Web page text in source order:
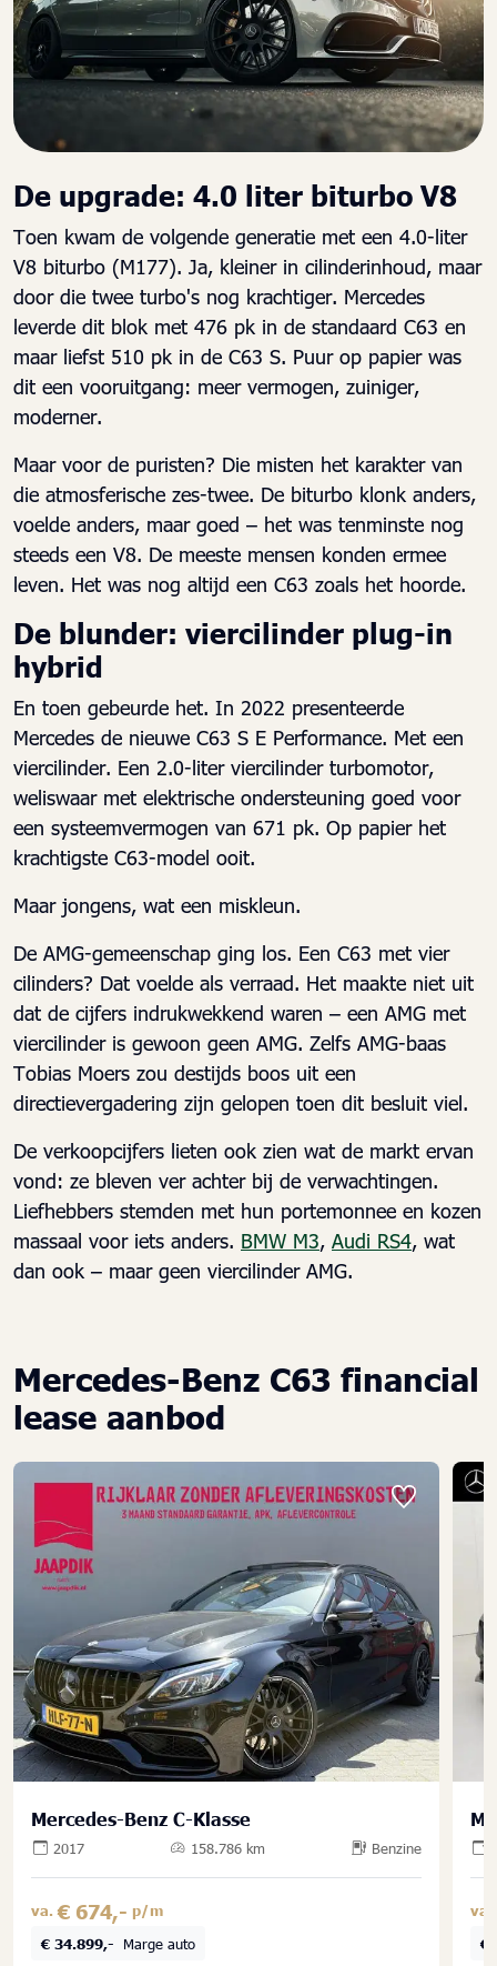
De upgrade: 4.0 liter biturbo V8
Toen kwam de volgende generatie met een 4.0-liter
V8 biturbo (M177). Ja, kleiner in cilinderinhoud, maar
door die twee turbo's nog krachtiger. Mercedes
leverde dit blok met 476 pk in de standaard C63 en
maar liefst 510 pk in de C63 S. Puur op papier was
dit een vooruitgang: meer vermogen, zuiniger,
moderner.
Maar voor de puristen? Die misten het karakter van
die atmosferische zes-twee. De biturbo klonk anders,
voelde anders, maar goed – het was tenminste nog
steeds een V8. De meeste mensen konden ermee
leven. Het was nog altijd een C63 zoals het hoorde.
De blunder: viercilinder plug-in
hybrid
En toen gebeurde het. In 2022 presenteerde
Mercedes de nieuwe C63 S E Performance. Met een
viercilinder. Een 2.0-liter viercilinder turbomotor,
weliswaar met elektrische ondersteuning goed voor
een systeemvermogen van 671 pk. Op papier het
krachtigste C63-model ooit.
Maar jongens, wat een miskleun.
De AMG-gemeenschap ging los. Een C63 met vier
cilinders? Dat voelde als verraad. Het maakte niet uit
dat de cijfers indrukwekkend waren – een AMG met
viercilinder is gewoon geen AMG. Zelfs AMG-baas
Tobias Moers zou destijds boos uit een
directievergadering zijn gelopen toen dit besluit viel.
De verkoopcijfers lieten ook zien wat de markt ervan
vond: ze bleven ver achter bij de verwachtingen.
Liefhebbers stemden met hun portemonnee en kozen
massaal voor iets anders. BMW M3, Audi RS4, wat
dan ook – maar geen viercilinder AMG.
Mercedes-Benz C63 financial
lease aanbod
Mercedes-Benz C-Klasse
2017 158.786 km Benzine
va. € 674,- p/m
€ 34.899,-
Marge auto
va.
€